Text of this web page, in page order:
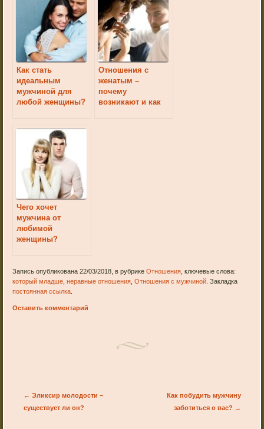
Как стать
идеальным
мужчиной для
любой женщины?
Отношения с
женатым –
почему
возникают и как
Чего хочет
мужчина от
любимой
женщины?
Запись опубликована 22/03/2018, в рубрикеОтношения , ключевые слова:
который младше ,неравные отношения ,Отношения с мужчиной . Закладка
постоянная ссылка
Оставить комментарий
Post navigation
← Эликсир молодости –
существует ли он?
Как побудить мужчину
заботиться о вас? →